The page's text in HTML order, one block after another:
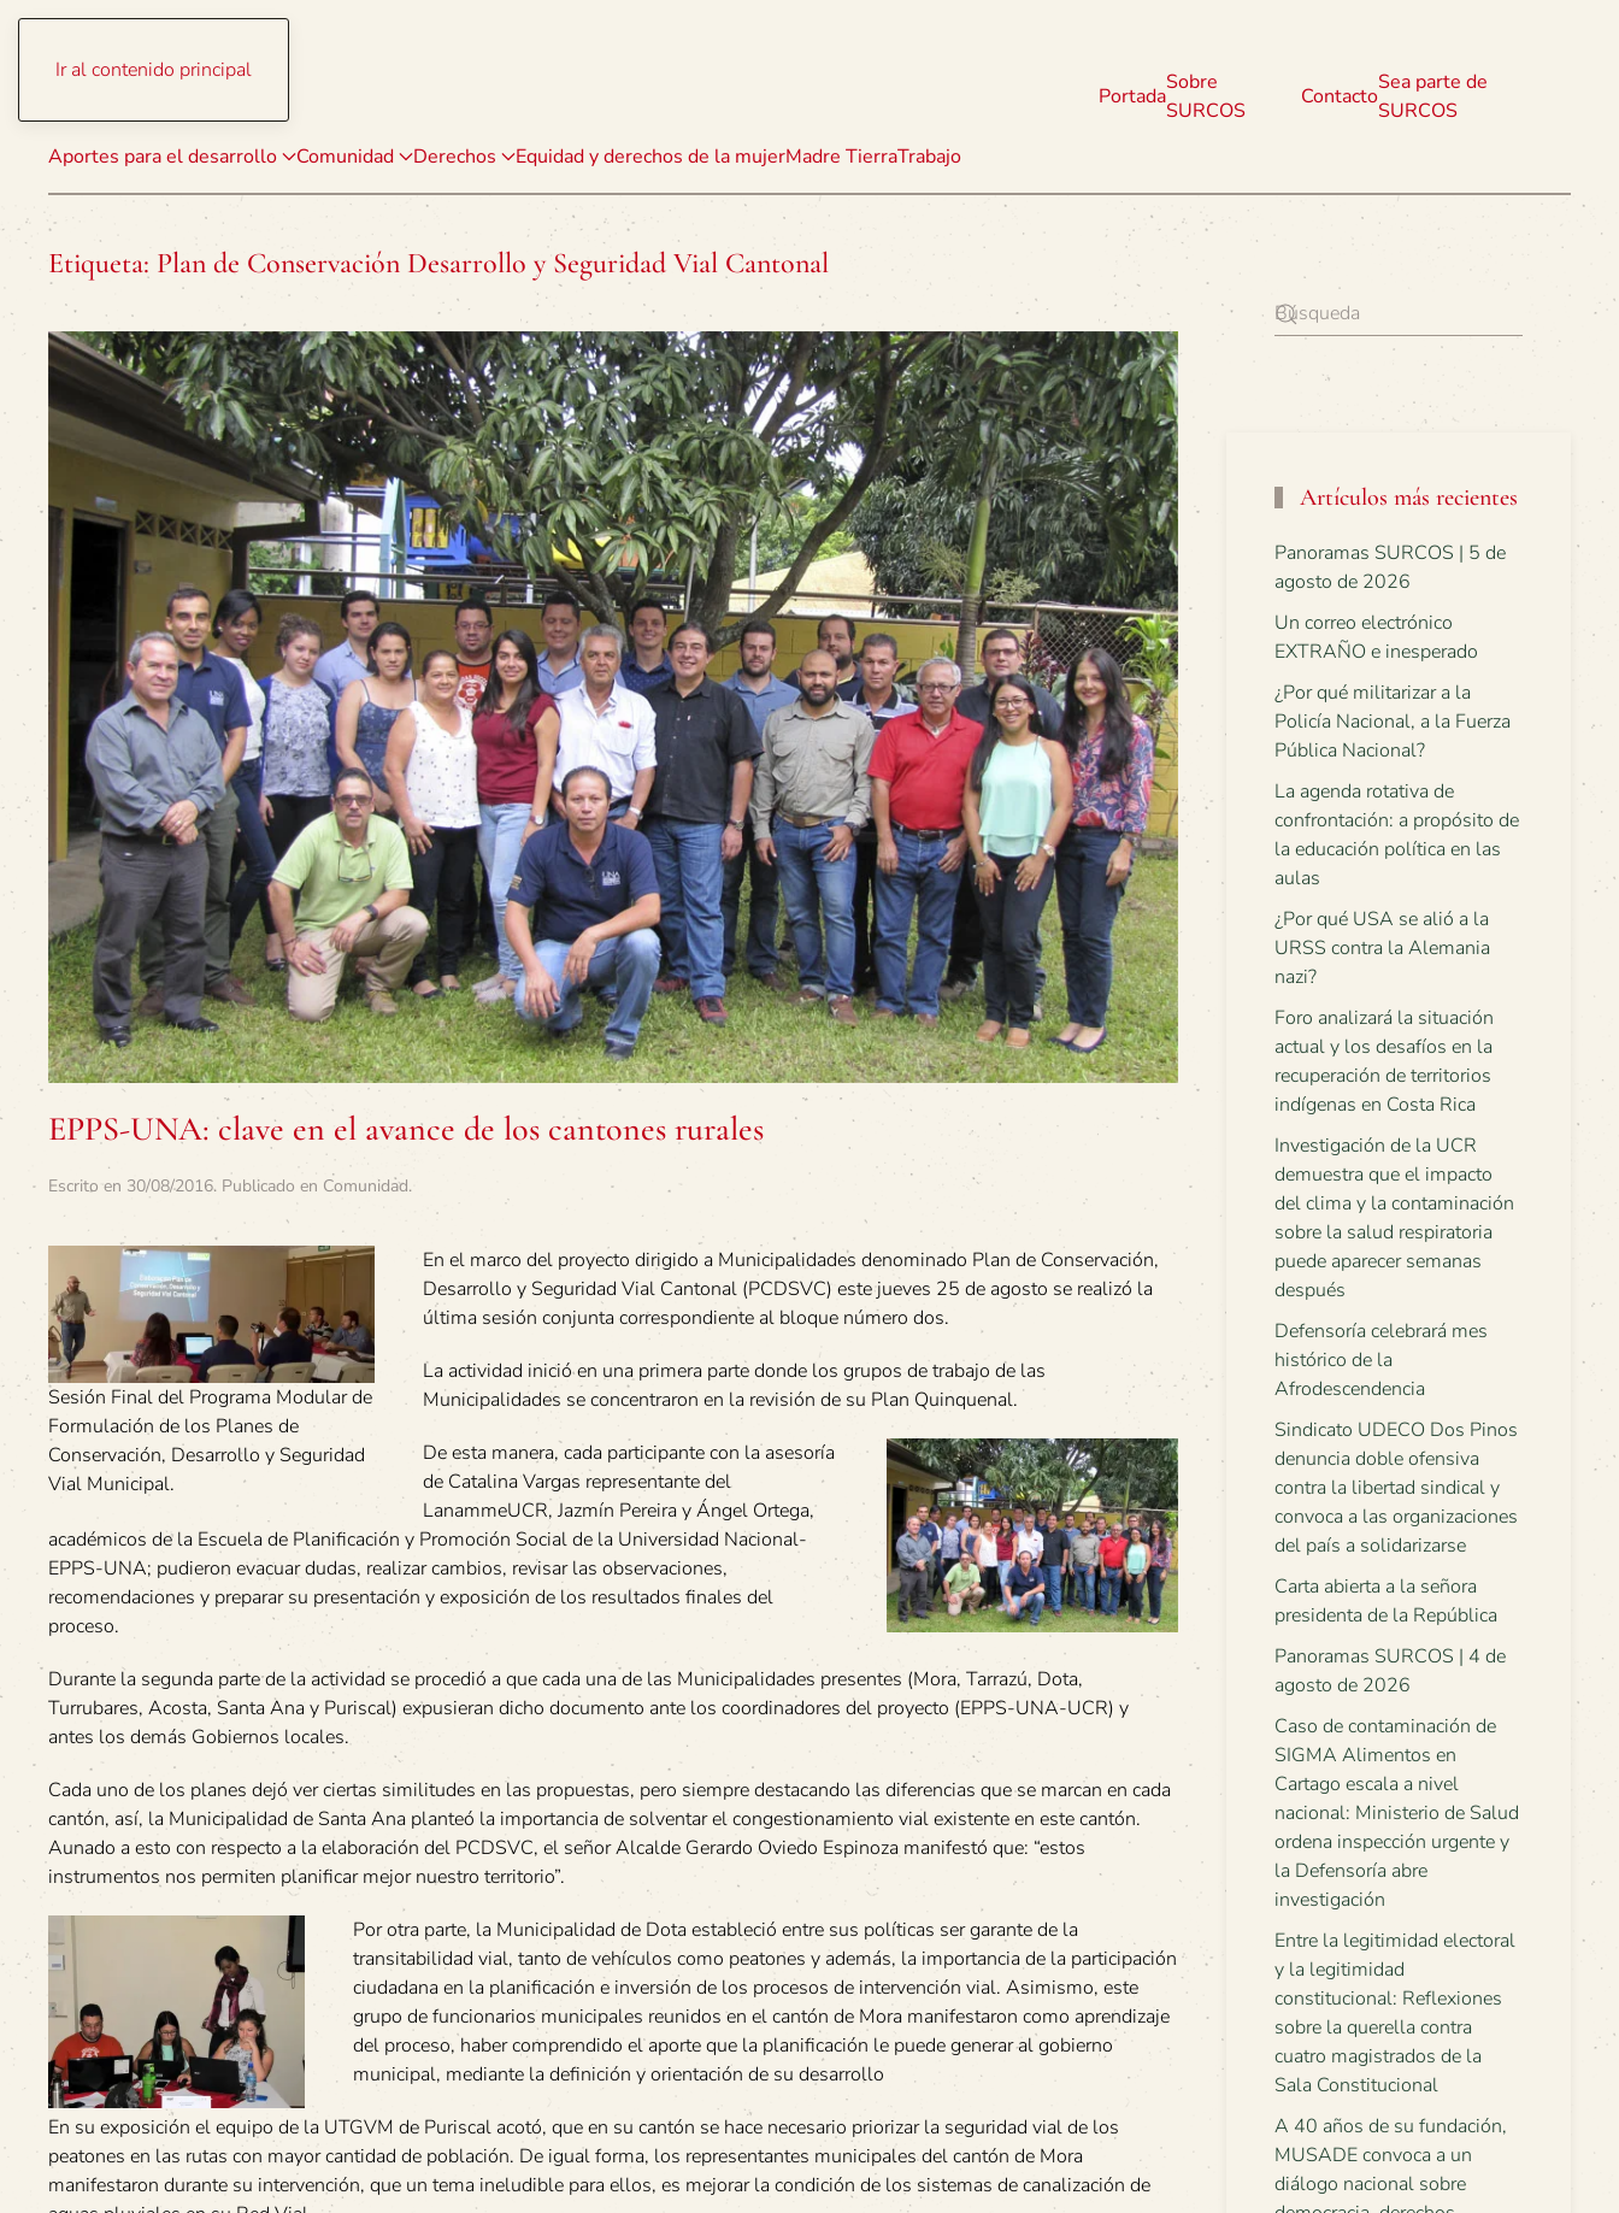
Ir al contenido principal
Aportes para el desarrollo Comunidad Derechos Equidad y derechos de la mujerMadre TierraTrabajo
Portada
Sobre
SURCOS
Contacto
Sea parte de
SURCOS
Etiqueta: Plan de Conservación Desarrollo y Seguridad Vial Cantonal
EPPS-UNA: clave en el avance de los cantones rurales
Escrito en 30/08/2016. Publicado en Comunidad.
Sesión Final del Programa Modular de
Formulación de los Planes de
Conservación, Desarrollo y Seguridad
Vial Municipal.
En el marco del proyecto dirigido a Municipalidades denominado Plan de Conservación,
Desarrollo y Seguridad Vial Cantonal (PCDSVC) este jueves 25 de agosto se realizó la
última sesión conjunta correspondiente al bloque número dos.
La actividad inició en una primera parte donde los grupos de trabajo de las
Municipalidades se concentraron en la revisión de su Plan Quinquenal.
De esta manera, cada participante con la asesoría
de Catalina Vargas representante del
LanammeUCR, Jazmín Pereira y Ángel Ortega,
académicos de la Escuela de Planificación y Promoción Social de la Universidad Nacional-
EPPS-UNA; pudieron evacuar dudas, realizar cambios, revisar las observaciones,
recomendaciones y preparar su presentación y exposición de los resultados finales del
proceso.
Durante la segunda parte de la actividad se procedió a que cada una de las Municipalidades presentes (Mora, Tarrazú, Dota,
Turrubares, Acosta, Santa Ana y Puriscal) expusieran dicho documento ante los coordinadores del proyecto (EPPS-UNA-UCR) y
antes los demás Gobiernos locales.
Cada uno de los planes dejó ver ciertas similitudes en las propuestas, pero siempre destacando las diferencias que se marcan en cada
cantón, así, la Municipalidad de Santa Ana planteó la importancia de solventar el congestionamiento vial existente en este cantón.
Aunado a esto con respecto a la elaboración del PCDSVC, el señor Alcalde Gerardo Oviedo Espinoza manifestó que: “estos
instrumentos nos permiten planificar mejor nuestro territorio”.
Por otra parte, la Municipalidad de Dota estableció entre sus políticas ser garante de la
transitabilidad vial, tanto de vehículos como peatones y además, la importancia de la participación
ciudadana en la planificación e inversión de los procesos de intervención vial. Asimismo, este
grupo de funcionarios municipales reunidos en el cantón de Mora manifestaron como aprendizaje
del proceso, haber comprendido el aporte que la planificación le puede generar al gobierno
municipal, mediante la definición y orientación de su desarrollo
En su exposición el equipo de la UTGVM de Puriscal acotó, que en su cantón se hace necesario priorizar la seguridad vial de los
peatones en las rutas con mayor cantidad de población. De igual forma, los representantes municipales del cantón de Mora
manifestaron durante su intervención, que un tema ineludible para ellos, es mejorar la condición de los sistemas de canalización de
Artículos más recientes
Panoramas SURCOS | 5 de
agosto de 2026
Un correo electrónico
EXTRAÑO e inesperado
¿Por qué militarizar a la
Policía Nacional, a la Fuerza
Pública Nacional?
La agenda rotativa de
confrontación: a propósito de
la educación política en las
aulas
¿Por qué USA se alió a la
URSS contra la Alemania
nazi?
Foro analizará la situación
actual y los desafíos en la
recuperación de territorios
indígenas en Costa Rica
Investigación de la UCR
demuestra que el impacto
del clima y la contaminación
sobre la salud respiratoria
puede aparecer semanas
después
Defensoría celebrará mes
histórico de la
Afrodescendencia
Sindicato UDECO Dos Pinos
denuncia doble ofensiva
contra la libertad sindical y
convoca a las organizaciones
del país a solidarizarse
Carta abierta a la señora
presidenta de la República
Panoramas SURCOS | 4 de
agosto de 2026
Caso de contaminación de
SIGMA Alimentos en
Cartago escala a nivel
nacional: Ministerio de Salud
ordena inspección urgente y
la Defensoría abre
investigación
Entre la legitimidad electoral
y la legitimidad
constitucional: Reflexiones
sobre la querella contra
cuatro magistrados de la
Sala Constitucional
A 40 años de su fundación,
MUSADE convoca a un
diálogo nacional sobre